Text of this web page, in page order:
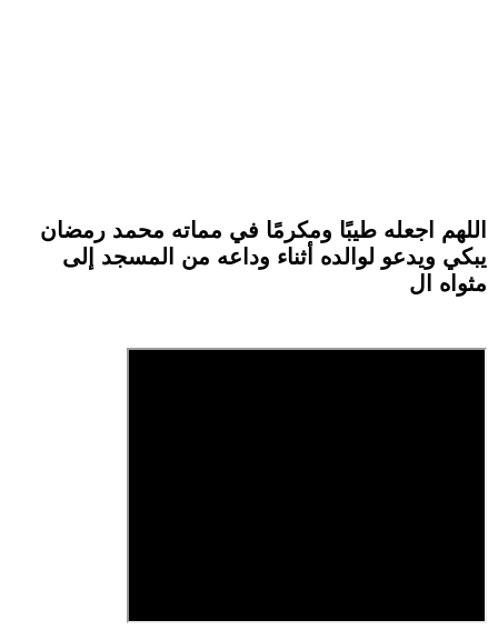
اللهم اجعله طيبًا ومكرمًا في مماته محمد رمضان
يبكي ويدعو لوالده أثناء وداعه من المسجد إلى
مثواه ال